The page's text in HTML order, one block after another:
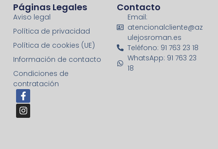
Páginas Legales
Aviso legal
Política de privacidad
Política de cookies (UE)
Información de contacto
Condiciones de
contratación
Contacto
Email:
atencionalcliente@az
ulejosroman.es
Teléfono: 91 763 23 18
WhatsApp: 91 763 23
18
F
a
c
e
I
n
s
t